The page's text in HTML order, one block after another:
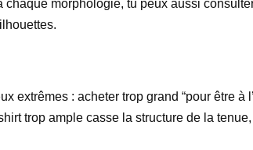
morphologie, tu peux aussi
extrêmes : acheter trop grand “pour être à
trop ample casse la structure de la